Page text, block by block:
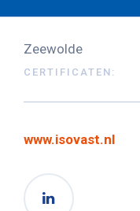
Zeewolde
CERTIFICATEN:
www.isovast.nl